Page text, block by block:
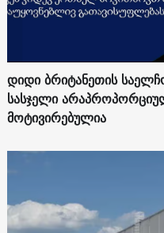
დიდი ბრიტანეთის
სასჯელი
მოტივირებულია